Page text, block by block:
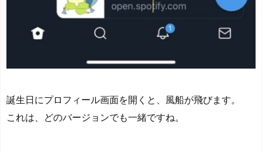
誕生日にプロフィール画面を開くと、風船が飛びます。
これは、どのバージョンでも一緒ですね。